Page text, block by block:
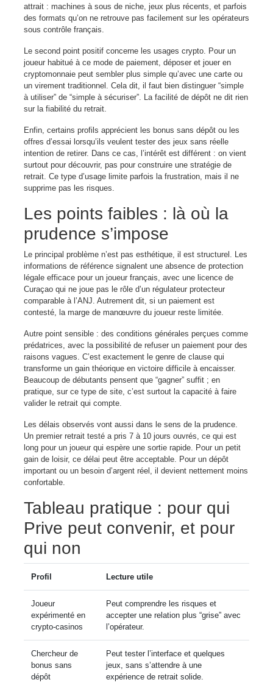
attrait : machines à sous de niche, jeux plus récents, et parfois
des formats qu’on ne retrouve pas facilement sur les opérateurs
sous contrôle français.
Le second point positif concerne les usages crypto. Pour un
joueur habitué à ce mode de paiement, déposer et jouer en
cryptomonnaie peut sembler plus simple qu’avec une carte ou
un virement traditionnel. Cela dit, il faut bien distinguer “simple
à utiliser” de “simple à sécuriser”. La facilité de dépôt ne dit rien
sur la fiabilité du retrait.
Enfin, certains profils apprécient les bonus sans dépôt ou les
offres d’essai lorsqu’ils veulent tester des jeux sans réelle
intention de retirer. Dans ce cas, l’intérêt est différent : on vient
surtout pour découvrir, pas pour construire une stratégie de
retrait. Ce type d’usage limite parfois la frustration, mais il ne
supprime pas les risques.
Les points faibles : là où la
prudence s’impose
Le principal problème n’est pas esthétique, il est structurel. Les
informations de référence signalent une absence de protection
légale efficace pour un joueur français, avec une licence de
Curaçao qui ne joue pas le rôle d’un régulateur protecteur
comparable à l’ANJ. Autrement dit, si un paiement est
contesté, la marge de manœuvre du joueur reste limitée.
Autre point sensible : des conditions générales perçues comme
prédatrices, avec la possibilité de refuser un paiement pour des
raisons vagues. C’est exactement le genre de clause qui
transforme un gain théorique en victoire difficile à encaisser.
Beaucoup de débutants pensent que “gagner” suffit ; en
pratique, sur ce type de site, c’est surtout la capacité à faire
valider le retrait qui compte.
Les délais observés vont aussi dans le sens de la prudence.
Un premier retrait testé a pris 7 à 10 jours ouvrés, ce qui est
long pour un joueur qui espère une sortie rapide. Pour un petit
gain de loisir, ce délai peut être acceptable. Pour un dépôt
important ou un besoin d’argent réel, il devient nettement moins
confortable.
Tableau pratique : pour qui
Prive peut convenir, et pour
qui non
Profil Lecture utile
Joueur
expérimenté en
crypto-casinos
Peut comprendre les risques et
accepter une relation plus “grise” avec
l’opérateur.
Chercheur de
bonus sans
dépôt
Peut tester l’interface et quelques
jeux, sans s’attendre à une
expérience de retrait solide.